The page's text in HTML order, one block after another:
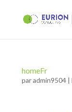
homeFr
paradmin9504|